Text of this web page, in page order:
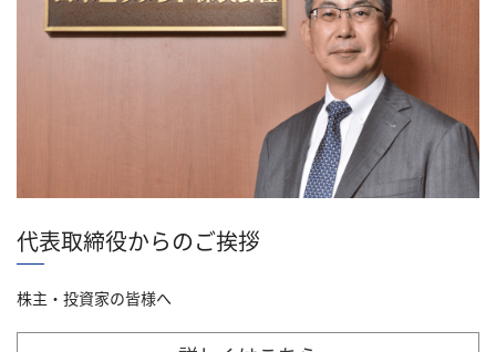
代表取締役からのご挨拶
株主・投資家の皆様へ